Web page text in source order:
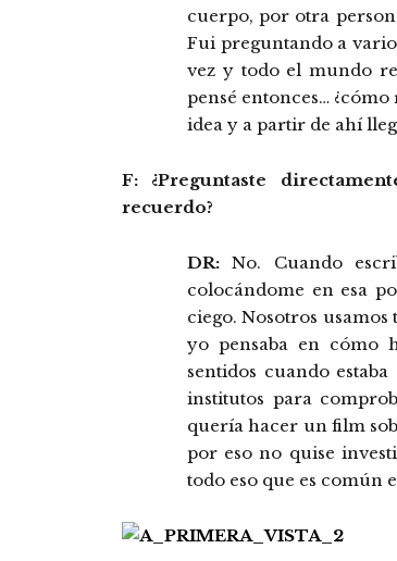
cuerpo, por otra
Fui preguntando a
vez y todo el mundo
pensé entonces…
idea y a partir de ahí
F: ¿Preguntaste
recuerdo?
DR: No. Cuando
colocándome en esa
ciego. Nosotros usamos
yo pensaba en cómo
sentidos cuando
institutos para
quería hacer un film
por eso no quise
todo eso que es común